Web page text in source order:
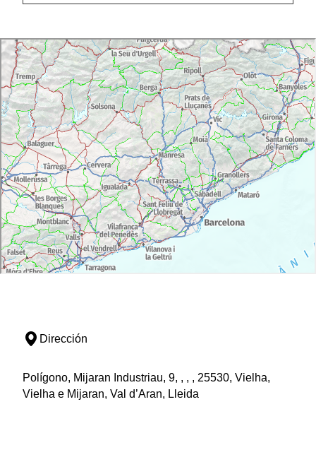
Dirección
Polígono, Mijaran Industriau, 9, , , , 25530, Vielha,
Vielha e Mijaran, Val d’Aran, Lleida